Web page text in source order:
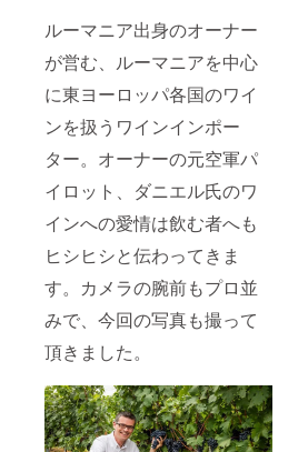
ルーマニア出身のオーナー
が営む、ルーマニアを中心
に東ヨーロッパ各国のワイ
ンを扱うワインインポー
ター。オーナーの元空軍パ
イロット、ダニエル氏のワ
インへの愛情は飲む者へも
ヒシヒシと伝わってきま
す。カメラの腕前もプロ並
みで、今回の写真も撮って
頂きました。